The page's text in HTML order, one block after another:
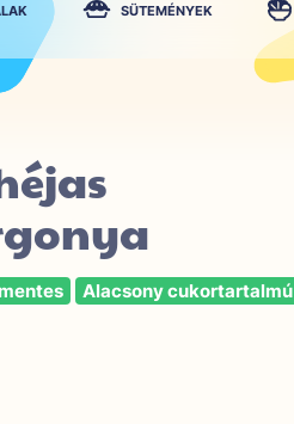
SÜTEMÉNYEK
Alacsony cukortartalmú